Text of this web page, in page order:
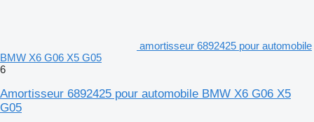
amortisseur 6892425 pour automobile
BMW X6 G06 X5 G05
6
Amortisseur 6892425 pour automobile BMW X6 G06 X5
G05